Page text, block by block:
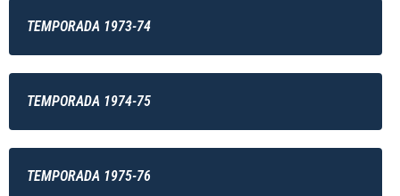
TEMPORADA 1973-74
TEMPORADA 1974-75
TEMPORADA 1975-76